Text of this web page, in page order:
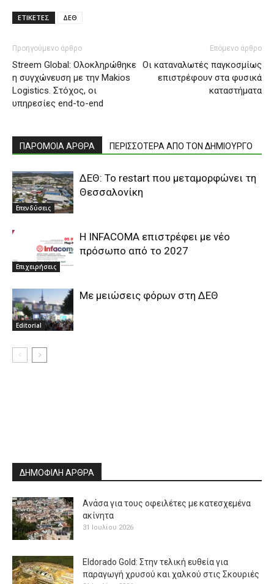
ΕΤΙΚΕΤΕΣ ΔΕΘ
Προηγούμενο άρθρο
Streem Global: Ολοκληρώθηκε
η συγχώνευση με την Makios
Logistics. Στόχος, οι
υπηρεσίες end-to-end
Επόμενο άρθρο
Οι καταναλωτές παγκοσμίως
επιστρέφουν στα φυσικά
καταστήματα
ΠΑΡΟΜΟΙΑ ΑΡΘΡΑ ΠΕΡΙΣΣΟΤΕΡΑ ΑΠΟ ΤΟΝ ΔΗΜΙΟΥΡΓΟ
Επενδύσεις
ΔΕΘ: Το restart που μεταμορφώνει τη
Θεσσαλονίκη
Επιχειρήσεις
Η INFACOMA επιστρέφει με νέο
πρόσωπο από το 2027
Editorial
Με μειώσεις φόρων στη ΔΕΘ
ΔΗΜΟΦΙΛΗ ΑΡΘΡΑ
Ανάσα για τους οφειλέτες με κατεσχεμένα
ακίνητα
31 Ιουλίου 2026
Eldorado Gold: Στην τελική ευθεία για
παραγωγή χρυσού και χαλκού στις Σκουριές